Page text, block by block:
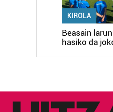
KIROLA
Beasain
hasiko da